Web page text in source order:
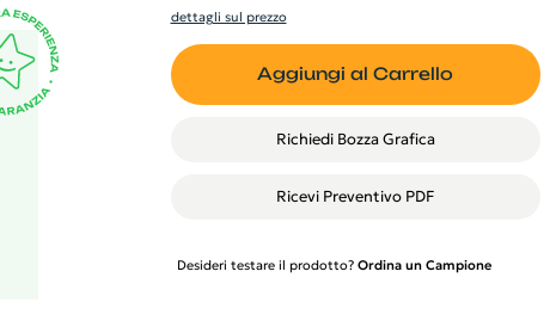
dettagli sul prezzo
Aggiungi al Carrello
Richiedi Bozza Grafica
Ricevi Preventivo PDF
Desideri testare il prodotto? Ordina un Campione